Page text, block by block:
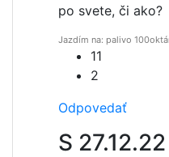
po svete, či ako?
Jazdím na: palivo
11
2
Odpovedať
S